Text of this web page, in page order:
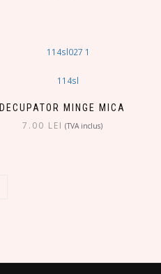
DECUPATOR MINGE MICA
7.00 LEI (TVA inclus)